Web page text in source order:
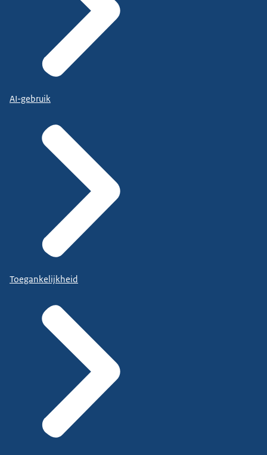
AI-gebruik
Toegankelijkheid